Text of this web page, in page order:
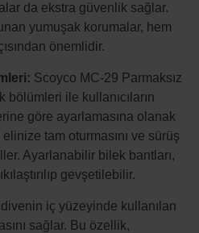
da ekstra güvenlik sağlar.
yumuşak korumalar, hem
önemlidir.
Scoyco MC-29 Parmaksız
ile kullanıcıların
göre ayarlamasına olanak
tam oturmasını ve sürüş
Ayarlanabilir bilek bantları,
gevşetilebilir.
iç yüzeyinde kullanılan
sağlar. Bu özellik,